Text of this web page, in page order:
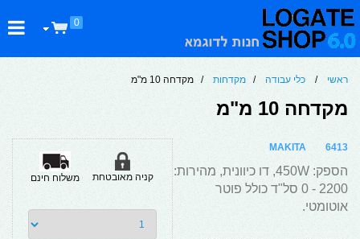
0
ראשי / כלי עבודה / מקדחות / מקדחה 10 מ"מ
מקדחה 10 מ"מ
קניה מאובטחת משלוח חינם
MAKITA 6413
הספק: 450W, דו כיוונית, מהירות:
2200 - 0 סל"ד כולל פוטר
אוטומטי.